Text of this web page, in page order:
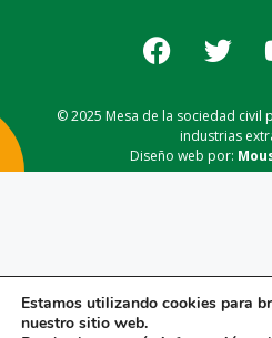
© 2025 Mesa de la sociedad civil
industrias
Diseño web por:
Estamos utilizando cookies para
nuestro sitio web.